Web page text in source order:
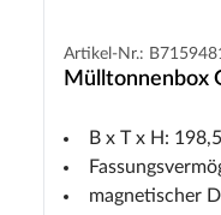
Artikel-Nr.:
Mülltonnenbox
B x T x H:
magnetischer